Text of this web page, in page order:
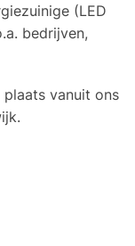
(LED
bedrijven,
plaats vanuit ons